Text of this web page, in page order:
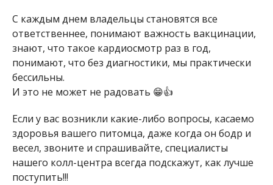
С каждым днем владельцы становятся все
ответственнее, понимают важность вакцинации,
знают, что такое кардиосмотр раз в год,
понимают, что без диагностики, мы практически
бессильны.
И это не может не радовать 😁👍
Если у вас возникли какие-либо вопросы, касаемо
здоровья вашего питомца, даже когда он бодр и
весел, звоните и спрашивайте, специалисты
нашего колл-центра всегда подскажут, как лучше
поступить!!!